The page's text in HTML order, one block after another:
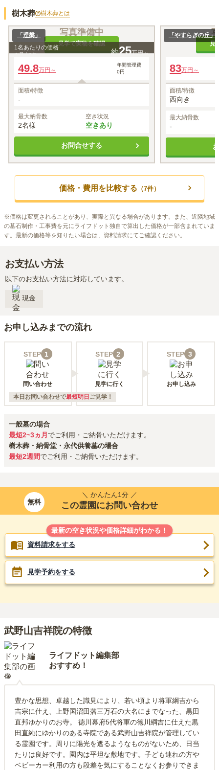
樹木葬 樹木葬とは
写真準備中
見学で実物を確認
「涅槃」
1名あたりの価格
※最大2名 約25万円～
49.8万円～
年間管理費
0円
面積/特徴
-
最大納骨数
2名様
空き状況
空きあり
お問合せする
見
「やすらぎの丘」
83万円～
面積/特徴
西向き
最大納骨数
-
価格・費用を比較する （7件）
※価格は変更されることがあり、実際と異なる場合があります。また、近隣地域
の墓石制作・工事費を元にライフドット独自で算出した価格が一部含まれていま
す。最新の価格等を知りたい場合は、資料請求にてご確認ください。
お支払い方法
以下のお支払い方法に対応しています。
現金
お申し込みまでの流れ
STEP 1
問い合わせ
STEP 2
見学に行く
STEP 3
お申し込み
本日お問い合わせで最短明日 ご見学！
一般墓の場合
最短2~3ヵ月 でご利用・ご納骨いただけます。
樹木葬・納骨堂・永代供養墓の場合
最短2週間でご利用・ご納骨いただけます。
無料
＼ かんたん1分 ／
この霊園にお問い合わせ
最新の空き状況や価格詳細がわかる！
資料請求をする
見学予約をする
武野山吉祥院の特徴
ライフドット編集部
おすすめ！
豊かな思想、卓越した識見により、若い頃より将軍綱吉から
吉宗に仕え、上野国沼田藩三万石の大名にまでなった、黒田
直邦ゆかりのお寺。 徳川幕府5代将軍の徳川綱吉に仕えた黒
田直純にゆかりのある寺院である武野山吉祥院が管理してい
る霊園です。周りに陽光を遮るようなものがないため、日当
たりは良好です。園内は平坦な敷地です。子ども連れの方や
ベビーカー利用の方も段差を気にすることなくお参りできま